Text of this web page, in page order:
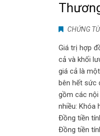
CHỨNG
Giá trị hợp
cả và khối
giá cả là
bên hết sức
gồm các nội
nhiều: Khóa
Đồng tiền
Đồng tiền